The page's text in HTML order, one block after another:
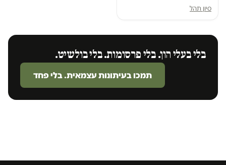
סיון תהל
בלי בעלי הון. בלי פרסומות. בלי בולשיט.
תמכו בעיתונות עצמאית. בלי פחד